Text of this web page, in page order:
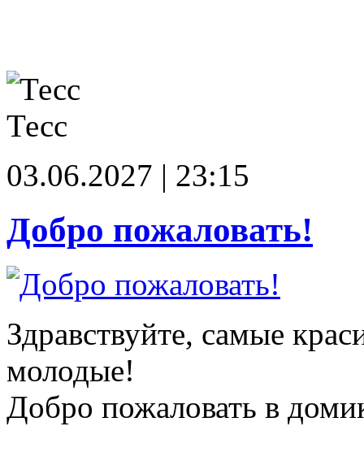
Тесс
03.06.2027 | 23:15
Добро пожаловать!
Здравствуйте, самые
молодые!
Добро пожаловать в